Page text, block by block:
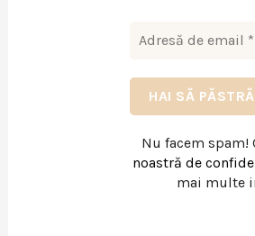
Nu facem spam!
noastră de
mai multe